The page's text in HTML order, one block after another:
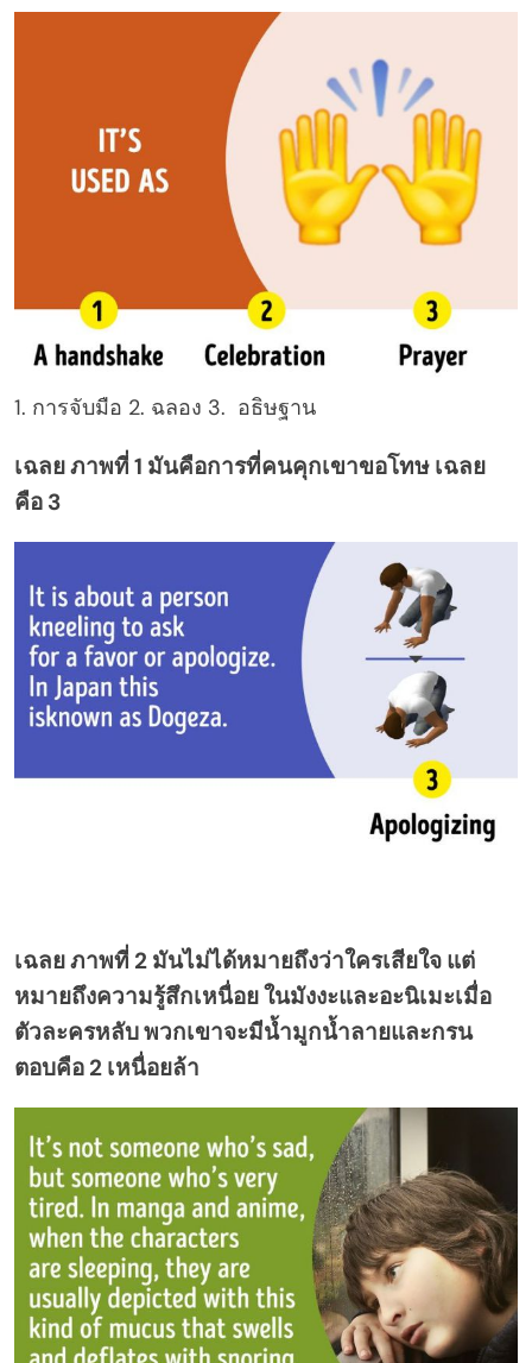
1. การจับมือ 2. ฉลอง 3. อธิษฐาน
เฉลย ภาพที่ 1 มันคือการที่คนคุกเขาขอโทษ เฉลย
คือ 3
เฉลย ภาพที่ 2 มันไม่ได้หมายถึงว่าใครเสียใจ แต่
หมายถึงความรู้สึกเหนื่อย ในมังงะและอะนิเมะเมื่อ
ตัวละครหลับ พวกเขาจะมีน้ำมูกน้ำลายและกรน
ตอบคือ 2 เหนื่อยล้า